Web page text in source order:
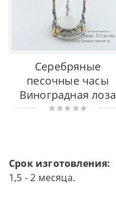
Серебряные
песочные часы
Виноградная лоза
Срок изготовления:
1,5 - 2 месяца.